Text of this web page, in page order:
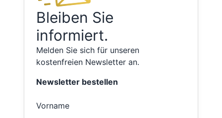
Bleiben Sie
informiert.
Melden Sie sich für unseren
kostenfreien Newsletter an.